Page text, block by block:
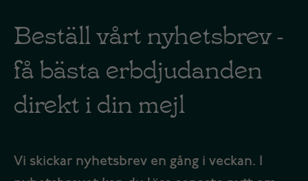
Beställ vårt nyhetsbrev -
få bästa erbdjudanden
direkt i din mejl
Vi skickar nyhetsbrev en gång i veckan. I